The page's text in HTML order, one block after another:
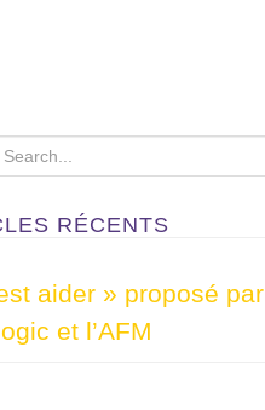
RÉCENTS
aider » proposé par
et l’AFM